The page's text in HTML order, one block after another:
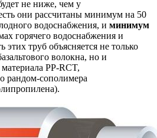
не ниже, чем у
они рассчитаны минимум на 50
водоснабжения, и минимум
горячего водоснабжения и
этих труб объясняется не только
волокна, но и
PP-RCT,
рандом-сополимера